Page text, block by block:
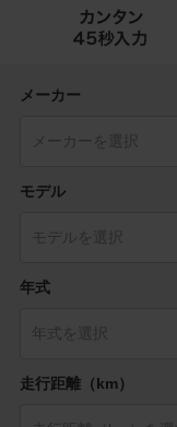
メーカー
モデル
年式
走行距離（km）